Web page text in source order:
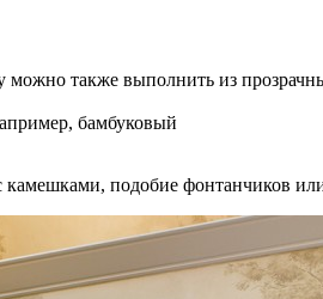
также выполнить из
бамбуковый
подобие фонтанчиков